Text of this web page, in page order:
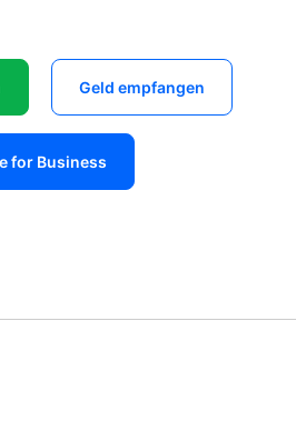
Geld empfangen
for Business